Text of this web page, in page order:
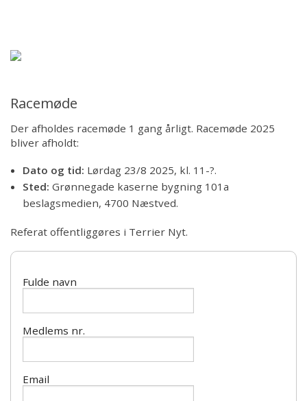
Hjem
Ansvar
Aktiviteter
For medlemmer
Kontakt
Racemøde
Der afholdes racemøde 1 gang årligt. Racemøde 2025
bliver afholdt:
Dato og tid: Lørdag 23/8 2025, kl. 11-?.
Sted: Grønnegade kaserne bygning 101a
beslagsmedien, 4700 Næstved.
Referat offentliggøres i Terrier Nyt.
Fulde navn
Medlems nr.
Email